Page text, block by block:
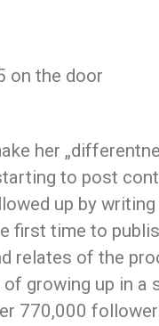
on the door
her
to post
up by
first time to
relates of the
growing up in a
770,000